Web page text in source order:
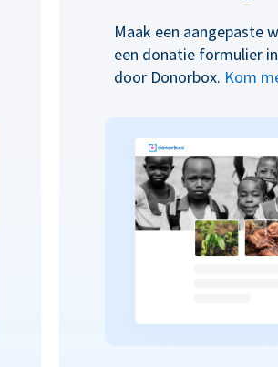
Maak een aangepaste
een donatie formulier
door Donorbox. Kom